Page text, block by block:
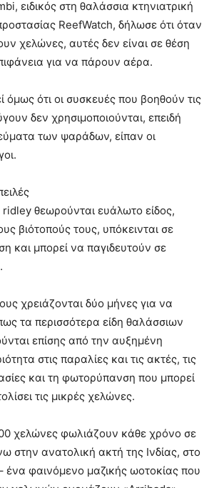
ειδικός στη θαλάσσια κτηνιατρική
ReefWatch, δήλωσε ότι όταν
χελώνες, αυτές δεν είναι σε θέση
για να πάρουν αέρα.
όμως ότι οι συσκευές που βοηθούν τις
δεν χρησιμοποιούνται, επειδή
των ψαράδων, είπαν οι
θεωρούνται ευάλωτο είδος,
βιότοπούς τους, υπόκεινται σε
και μπορεί να παγιδευτούν σε
χρειάζονται δύο μήνες για να
τα περισσότερα είδη θαλάσσιων
επίσης από την αυξημένη
στις παραλίες και τις ακτές, τις
και τη φωτορύπανση που μπορεί
τις μικρές χελώνες.
χελώνες φωλιάζουν κάθε χρόνο σε
στην ανατολική ακτή της Ινδίας, στο
ένα φαινόμενο μαζικής ωοτοκίας που